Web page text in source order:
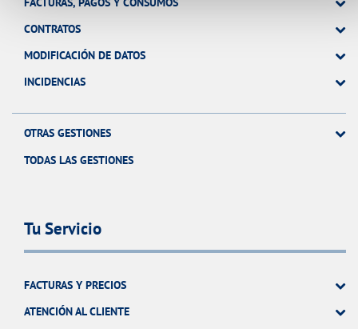
CONTRATOS
MODIFICACIÓN DE DATOS
INCIDENCIAS
OTRAS GESTIONES
TODAS LAS GESTIONES
Tu Servicio
FACTURAS Y PRECIOS
ATENCIÓN AL CLIENTE